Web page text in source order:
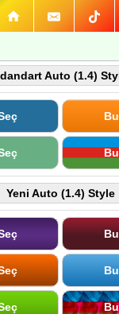
Auto (1.4)
Yeni Auto (1.4) Style